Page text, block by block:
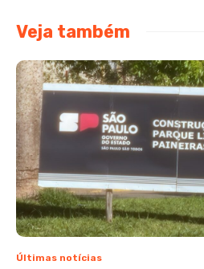
Veja também
Últimas notícias